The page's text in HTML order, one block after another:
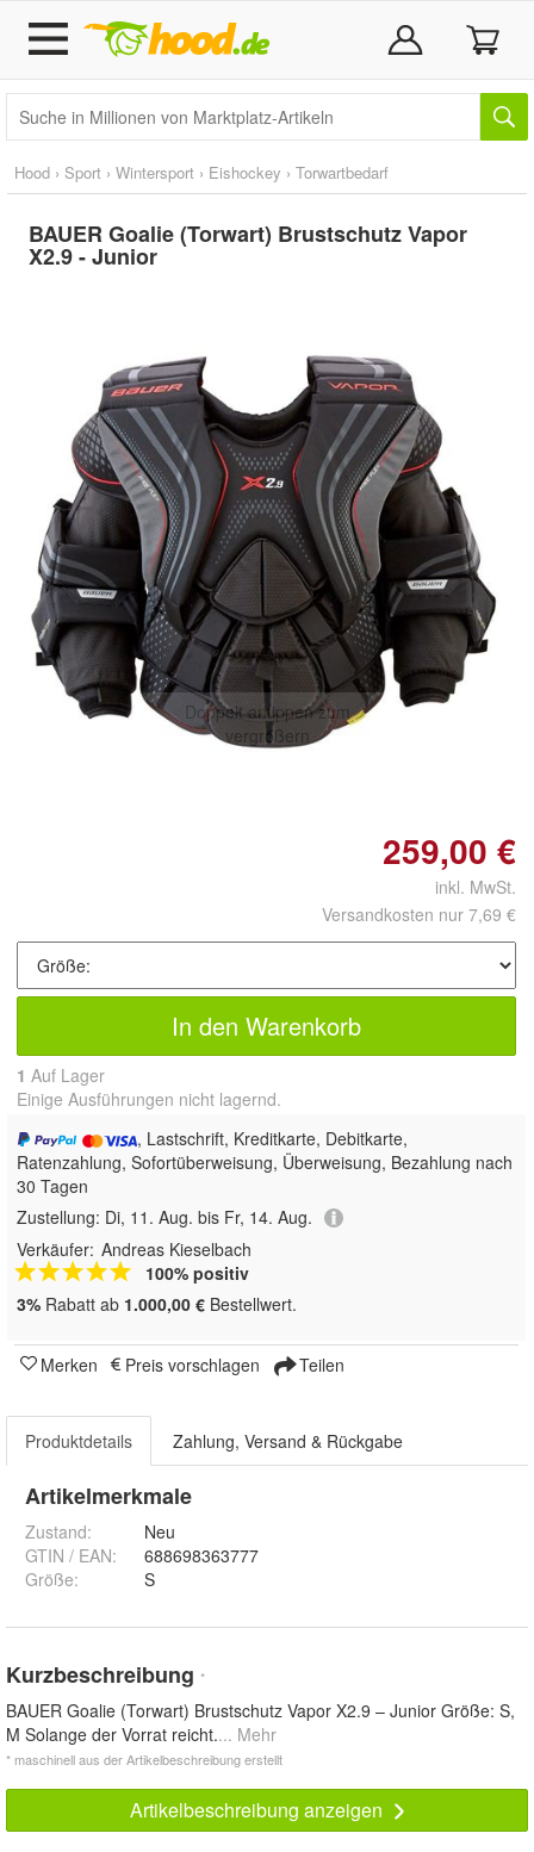
Hood › Sport › Wintersport › Eishockey › Torwartbedarf
BAUER Goalie (Torwart) Brustschutz Vapor
X2.9 - Junior
Doppelt antippen zum
vergrößern
259,00 €
inkl. MwSt.
Versandkosten nur 7,69 €
In den Warenkorb
1 Auf Lager
Einige Ausführungen nicht lagernd.
, Lastschrift, Kreditkarte, Debitkarte,
Ratenzahlung, Sofortüberweisung, Überweisung, Bezahlung nach
30 Tagen
Zustellung: Di, 11. Aug. bis Fr, 14. Aug.
Verkäufer: Andreas Kieselbach
100% positiv
3% Rabatt ab 1.000,00 € Bestellwert.
Merken Preis vorschlagen Teilen
Produktdetails Zahlung, Versand & Rückgabe
Artikelmerkmale
Zustand:
Neu
GTIN / EAN:
688698363777
Größe: S
Kurzbeschreibung *
BAUER Goalie (Torwart) Brustschutz Vapor X2.9 – Junior Größe: S,
M Solange der Vorrat reicht.... Mehr
* maschinell aus der Artikelbeschreibung erstellt
Artikelbeschreibung anzeigen